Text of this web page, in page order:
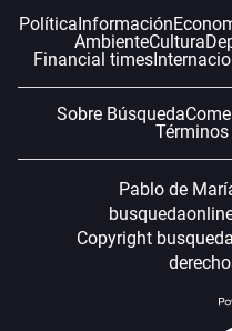
PolíticaInformación
AmbienteCultura
Financial times
Sobre Búsqueda
Pablo de
Copyright